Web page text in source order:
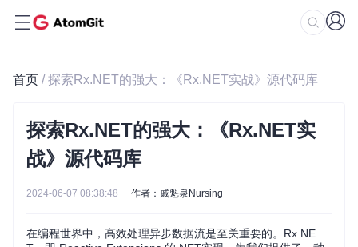
首页 / 探索Rx.NET的强大：《Rx.NET实战》源代码库
探索Rx.NET的强大：《Rx.NET实
战》源代码库
2024-06-07 08:38:48 作者：戚魁泉Nursing
在编程世界中，高效处理异步数据流是至关重要的。Rx.NE